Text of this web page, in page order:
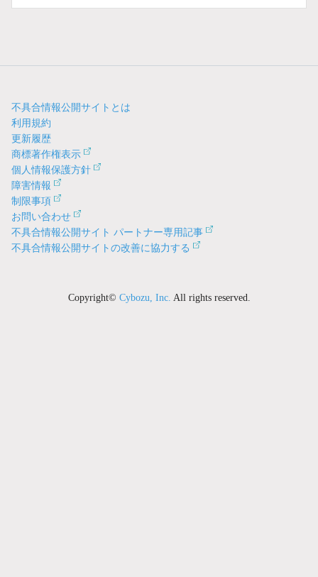
不具合情報公開サイトとは
利用規約
更新履歴
商標著作権表示
個人情報保護方針
障害情報
制限事項
お問い合わせ
不具合情報公開サイト パートナー専用記事
不具合情報公開サイトの改善に協力する
Copyright© Cybozu, Inc. All rights reserved.